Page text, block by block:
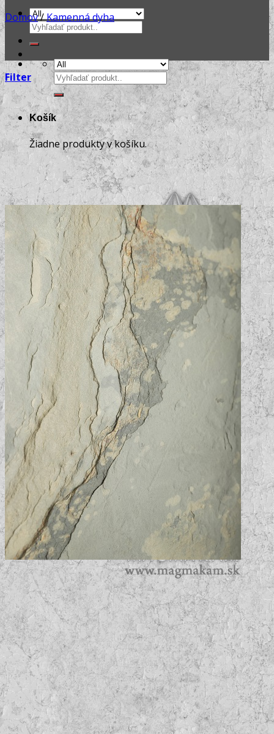
Hľadať:
Hľadať:
Košík
Žiadne produkty v košíku.
Domov/Kamenná dyha
Filter